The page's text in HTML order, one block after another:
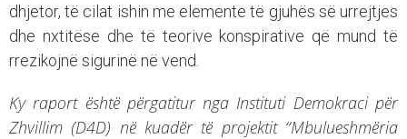
dhjetor, të cilat ishin me elemente të gjuhës së urrejtjes
dhe nxtitëse dhe të teorive konspirative që mund të
rrezikojnë sigurinë në vend.
Ky raport është përgatitur nga Instituti Demokraci për
Zhvillim (D4D) në kuadër të projektit “Mbulueshmëria